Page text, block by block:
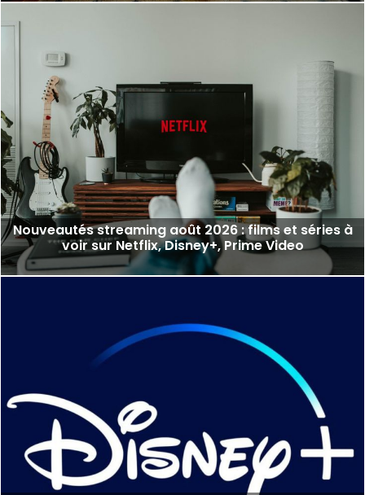
Nouveautés streaming août 2026 : films et séries à
voir sur Netflix, Disney+, Prime Video